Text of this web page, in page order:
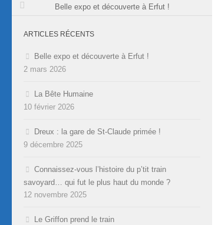
Belle expo et découverte à Erfut !
ARTICLES RÉCENTS
Belle expo et découverte à Erfut !
2 mars 2026
La Bête Humaine
10 février 2026
Dreux : la gare de St-Claude primée !
9 décembre 2025
Connaissez-vous l’histoire du p’tit train
savoyard… qui fut le plus haut du monde ?
12 novembre 2025
Le Griffon prend le train